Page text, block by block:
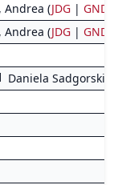
Andrea (JDG | GND
Andrea (JDG | GND
Daniela Sadgorski